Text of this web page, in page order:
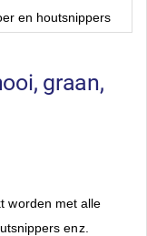
en houtsnippers
graan,
worden met alle
enz.